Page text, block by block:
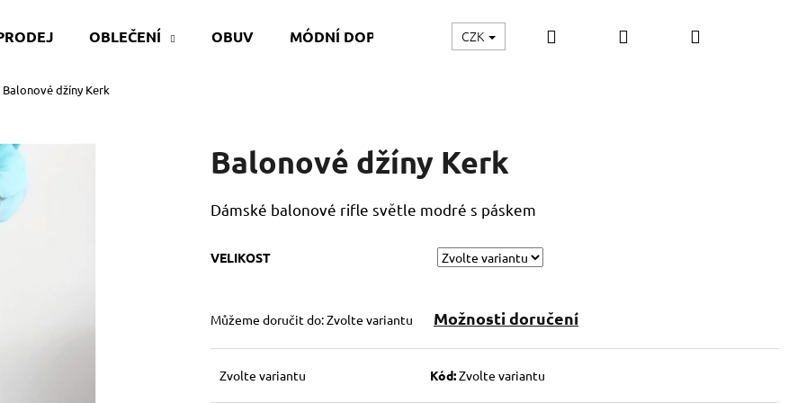
OBLEČENÍ OBUV MÓDNÍ DOPLŇKY MÓDA XXL DÁRKOVÉ POUKAZY
CZK Hledat PřihlášeníNákupní
Balonové džíny Kerk
Balonové džíny Kerk
Dámské balonové rifle světle modré s páskem
VELIKOST
Můžeme doručit do:Zvolte variantu Možnosti doručení
Zvolte variantu Kód:Zvolte variantu
Co potřebujete najít?
HLEDAT